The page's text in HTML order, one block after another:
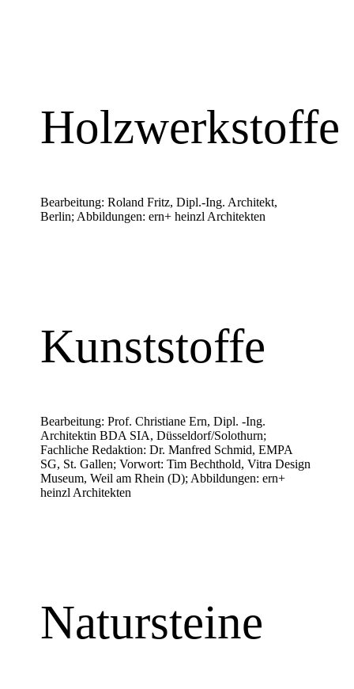
Holzwerkstoffe
Bearbeitung: Roland Fritz, Dipl.-Ing. Architekt,
Berlin; Abbildungen: ern+ heinzl Architekten
Kunststoffe
Bearbeitung: Prof. Christiane Ern, Dipl. -Ing.
Architektin BDA SIA, Düsseldorf/Solothurn;
Fachliche Redaktion: Dr. Manfred Schmid, EMPA
SG, St. Gallen; Vorwort: Tim Bechthold, Vitra Design
Museum, Weil am Rhein (D); Abbildungen: ern+
heinzl Architekten
Natursteine